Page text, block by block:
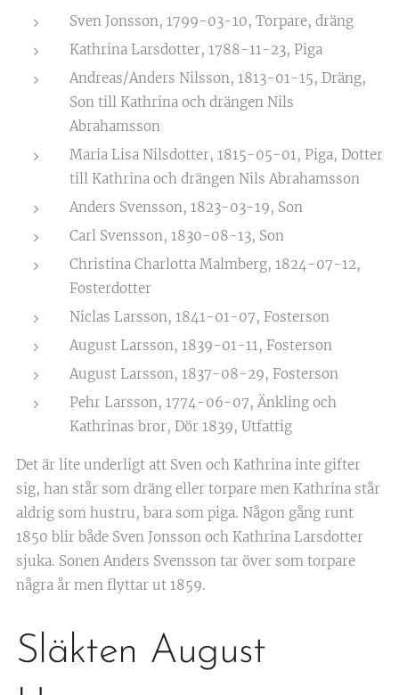
Sven Jonsson, 1799-03-10, Torpare, dräng
Kathrina Larsdotter, 1788-11-23, Piga
Andreas/Anders Nilsson, 1813-01-15, Dräng,
Son till Kathrina och drängen Nils
Abrahamsson
Maria Lisa Nilsdotter, 1815-05-01, Piga, Dotter
till Kathrina och drängen Nils Abrahamsson
Anders Svensson, 1823-03-19, Son
Carl Svensson, 1830-08-13, Son
Christina Charlotta Malmberg, 1824-07-12,
Fosterdotter
Niclas Larsson, 1841-01-07, Fosterson
August Larsson, 1839-01-11, Fosterson
August Larsson, 1837-08-29, Fosterson
Pehr Larsson, 1774-06-07, Änkling och
Kathrinas bror, Dör 1839, Utfattig
Det är lite underligt att Sven och Kathrina inte gifter
sig, han står som dräng eller torpare men Kathrina står
aldrig som hustru, bara som piga. Någon gång runt
1850 blir både Sven Jonsson och Kathrina Larsdotter
sjuka. Sonen Anders Svensson tar över som torpare
några år men flyttar ut 1859.
Släkten August